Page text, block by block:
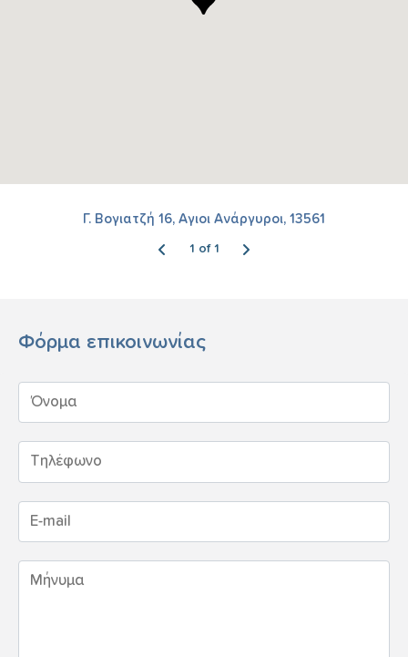
Γ. Βογιατζή 16, Αγιοι Ανάργυροι, 13561
1 of 1
Φόρμα επικοινωνίας